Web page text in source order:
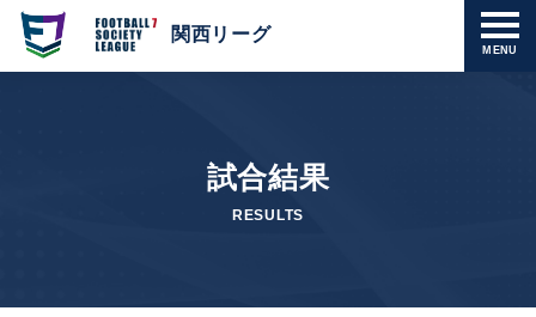
MENU
関西リーグ
試合結果
RESULTS